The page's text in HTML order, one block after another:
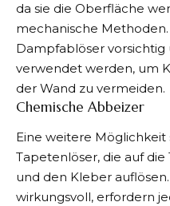
da sie die Oberfläche
mechanische
Dampfablöser
verwendet werden, um
der Wand zu vermeiden.
Chemische Abbeizer
Eine weitere Möglichkeit
Tapetenlöser, die auf
und den Kleber
wirkungsvoll, erfordern